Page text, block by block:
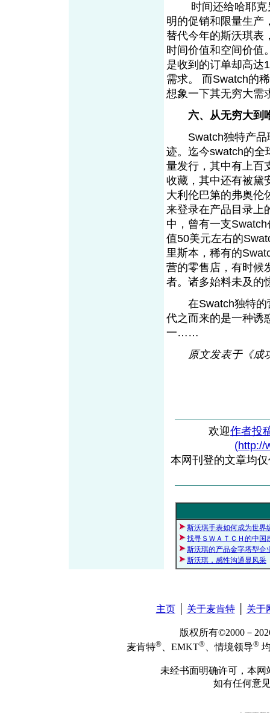
时间还给哈耶克另
明的促销和限量生产
替代今年的斯沃琪表
时间价值和空间价值
是收到的订单却高达
需求。 而Swatch的
想象一下其无穷大需
六、从无穷大到
Swatch独特产品
迹。迄今swatch的全
量发行，其中有上百
收藏，其中还有被黛
大利伦巴第的弗奥伦
来登录在产品目录上
中，曾有一支
值50美元左右的
里斯本，稀有的
营的零售店，有时候
者。诸多始料未及的
在Swatch独特的
代之而来的是一种诱
一……
原文发表于《成
欢迎作者投
(http://
本网刊登的文章均
斯沃琪手表如何成为世界
找寻ＳＷＡＴＣＨ的中国
斯沃琪的产品金字塔型企
斯沃琪，感性沟通显风采
主页│ 关于麦肯特│ 关于
版权所有©2000－
麦肯特® 、EMKT® 、情境领导®
未经书面明确许可，本
如有任何意